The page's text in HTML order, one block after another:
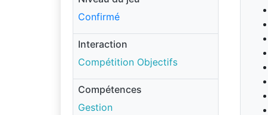
Confirmé
Interaction
Compétition Objectifs
Compétences
Gestion